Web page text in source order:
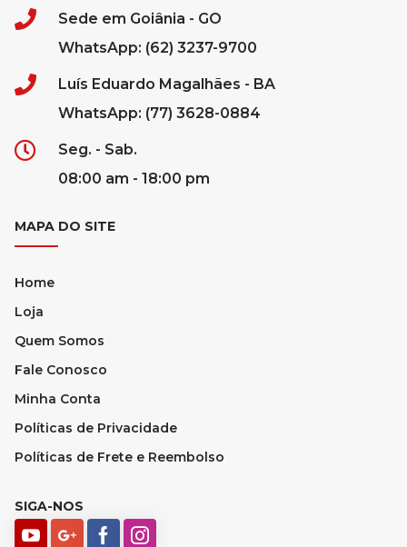
Sede em Goiânia - GO
WhatsApp: (62) 3237-9700
Luís Eduardo Magalhães - BA
WhatsApp: (77) 3628-0884
Seg. - Sab.
08:00 am - 18:00 pm
MAPA DO SITE
Home
Loja
Quem Somos
Fale Conosco
Minha Conta
Políticas de Privacidade
Políticas de Frete e Reembolso
SIGA-NOS